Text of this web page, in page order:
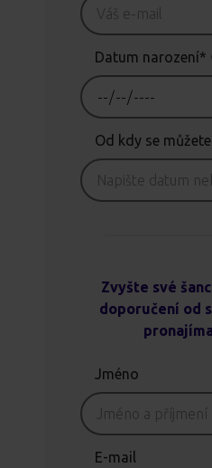
Datum narození*
Od kdy se
Zvyšte své
doporučení od
Jméno
E-mail